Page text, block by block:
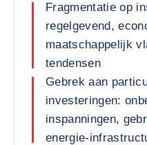
Fragmentatie op
regelgevend,
maatschappelijk
tendensen
Gebrek aan
investeringen:
inspanningen,
energie-